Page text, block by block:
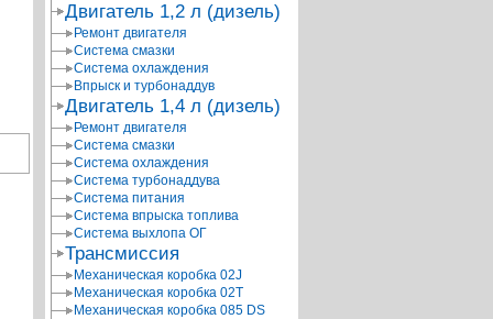
Двигатель 1,2 л (дизель)
Ремонт двигателя
Система смазки
Система охлаждения
Впрыск и турбонаддув
Двигатель 1,4 л (дизель)
Ремонт двигателя
Система смазки
Система охлаждения
Система турбонаддува
Система питания
Система впрыска топлива
Система выхлопа ОГ
Трансмиссия
Механическая коробка 02J
Механическая коробка 02T
Механическая коробка 085 DS